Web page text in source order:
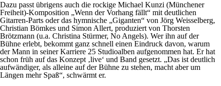
Dazu passt übrigens auch die rockige Michael Kunzi (Münchener
Freiheit)-Komposition „Wenn der Vorhang fällt“ mit deutlichen
Gitarren-Parts oder das hymnische „Giganten“ von Jörg Weisselberg,
Christian Bömkes und Simon Allert, produziert von Thorsten
Brötzmann (u.a. Christina Stürmer, No Angels). Wer ihn auf der
Bühne erlebt, bekommt ganz schnell einen Eindruck davon, warum
der Mann in seiner Karriere 25 Studioalben aufgenommen hat. Er hat
schon früh auf das Konzept ‚live‘ und Band gesetzt. „Das ist deutlich
aufwändiger, als alleine auf der Bühne zu stehen, macht aber um
Längen mehr Spaß“, schwärmt er.